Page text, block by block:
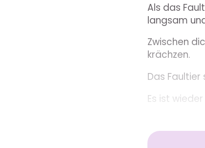
Als das
langsam
Zwischen
krächzen.
Das
Es ist